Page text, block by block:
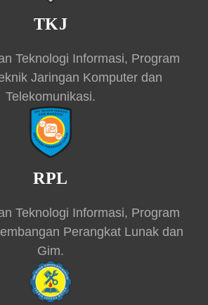
TKJ
Teknologi Informasi, Program
Jaringan Komputer dan
Telekomunikasi.
RPL
Teknologi Informasi, Program
Perangkat Lunak dan
Gim.